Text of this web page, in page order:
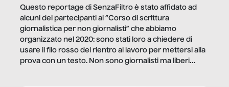
Questo reportage di SenzaFiltro è stato affidato ad
alcuni dei partecipanti al “Corso di scrittura
giornalistica per non giornalisti” che abbiamo
organizzato nel 2020: sono stati loro a chiedere di
usare il filo rosso del rientro al lavoro per mettersi alla
prova con un testo. Non sono giornalisti ma liberi